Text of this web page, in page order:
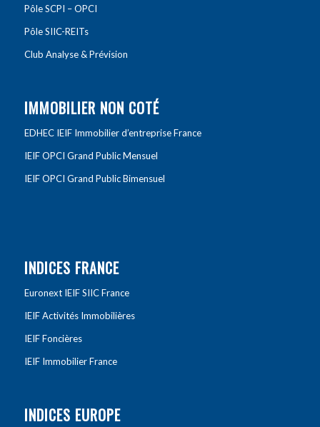
Pôle SCPI – OPCI
Pôle SIIC-REITs
Club Analyse & Prévision
IMMOBILIER NON COTÉ
EDHEC IEIF Immobilier d’entreprise France
IEIF OPCI Grand Public Mensuel
IEIF OPCI Grand Public Bimensuel
INDICES FRANCE
Euronext IEIF SIIC France
IEIF Activités Immobilières
IEIF Foncières
IEIF Immobilier France
INDICES EUROPE